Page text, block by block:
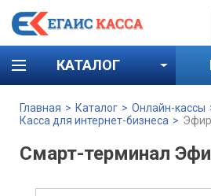
+7
КАТАЛОГ
Главная > Каталог > Онлайн-кассы
Касса для интернет-бизнеса >
Смарт-терминал